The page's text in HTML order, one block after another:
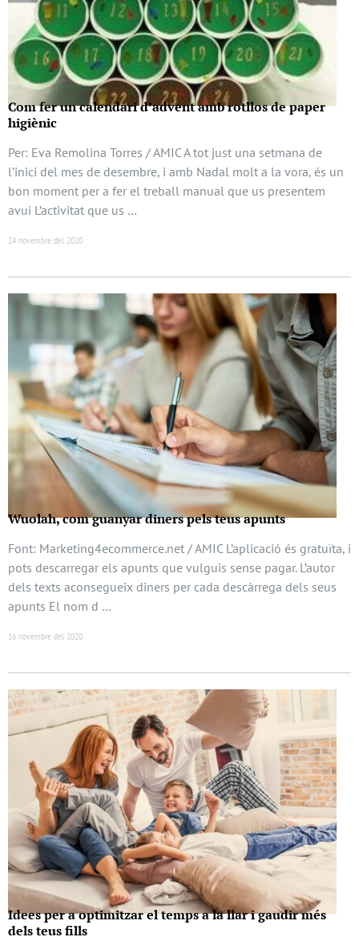
Com fer un calendari d’advent amb rotllos de paper
higiènic
Per: Eva Remolina Torres / AMIC A tot just una setmana de
l’inici del mes de desembre, i amb Nadal molt a la vora, és un
bon moment per a fer el treball manual que us presentem
avui L’activitat que us …
24 novembre del 2020
Wuolah, com guanyar diners pels teus apunts
Font: Marketing4ecommerce.net / AMIC L’aplicació és gratuïta, i
pots descarregar els apunts que vulguis sense pagar. L’autor
dels texts aconsegueix diners per cada descàrrega dels seus
apunts El nom d …
16 novembre del 2020
Idees per a optimitzar el temps a la llar i gaudir més
dels teus fills